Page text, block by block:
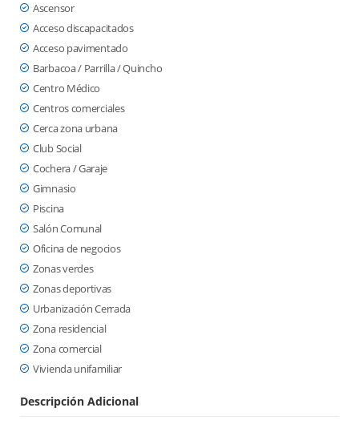
Ascensor
Acceso discapacitados
Acceso pavimentado
Barbacoa / Parrilla / Quincho
Centro Médico
Centros comerciales
Cerca zona urbana
Club Social
Cochera / Garaje
Gimnasio
Piscina
Salón Comunal
Oficina de negocios
Zonas verdes
Zonas deportivas
Urbanización Cerrada
Zona residencial
Zona comercial
Vivienda unifamiliar
Descripción Adicional